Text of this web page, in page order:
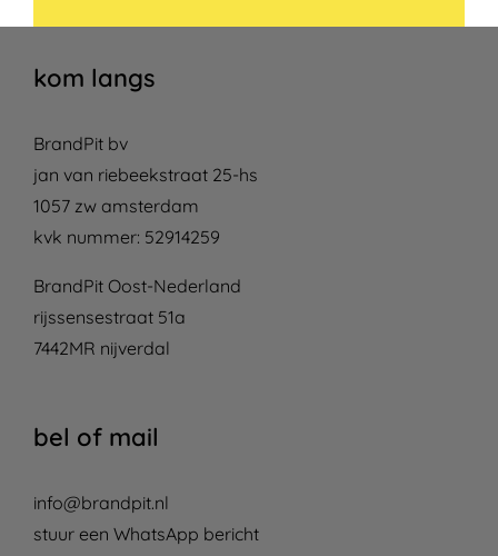
kom langs
BrandPit bv
jan van riebeekstraat 25-hs
1057 zw amsterdam
kvk nummer: 52914259
BrandPit Oost-Nederland
rijssensestraat 51a
7442MR nijverdal
bel of mail
info@brandpit.nl
stuur een WhatsApp bericht